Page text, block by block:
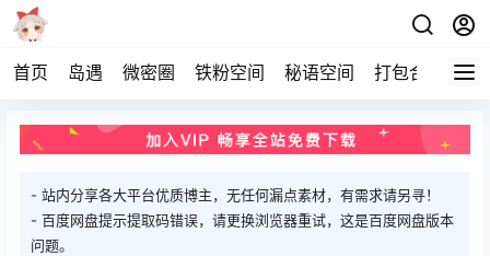
首页 岛遇 微密圈 铁粉空间 秘语空间 打包合集 关
- 站内分享各大平台优质博主，无任何漏点素材，有需求请另寻！
- 百度网盘提示提取码错误，请更换浏览器重试，这是百度网盘版本
问题。